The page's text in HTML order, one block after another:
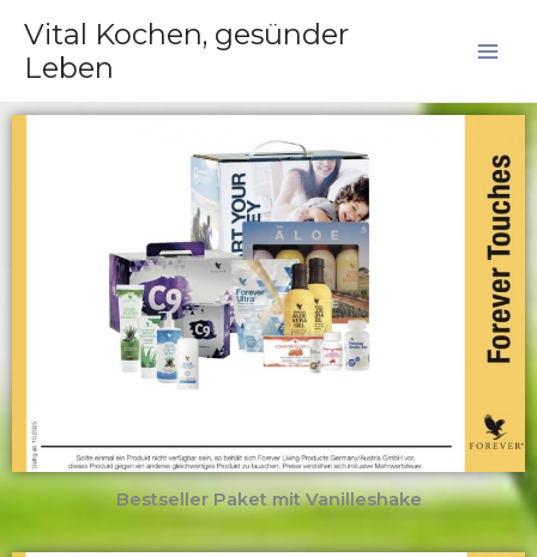
Inhalt
springen
Vital Kochen, gesünder
Leben
Bestseller Paket mit Vanilleshake